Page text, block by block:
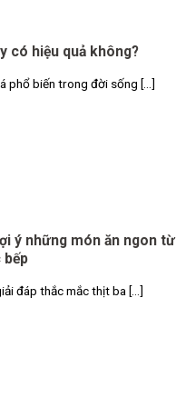
có hiệu quả không?
phổ biến trong đời sống [...]
ý những món ăn ngon từ
đáp thắc mắc thịt ba [...]